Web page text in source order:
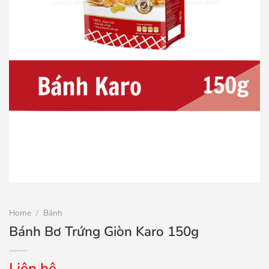
Home / Bánh
Bánh Bơ Trứng Giòn Karo 150g